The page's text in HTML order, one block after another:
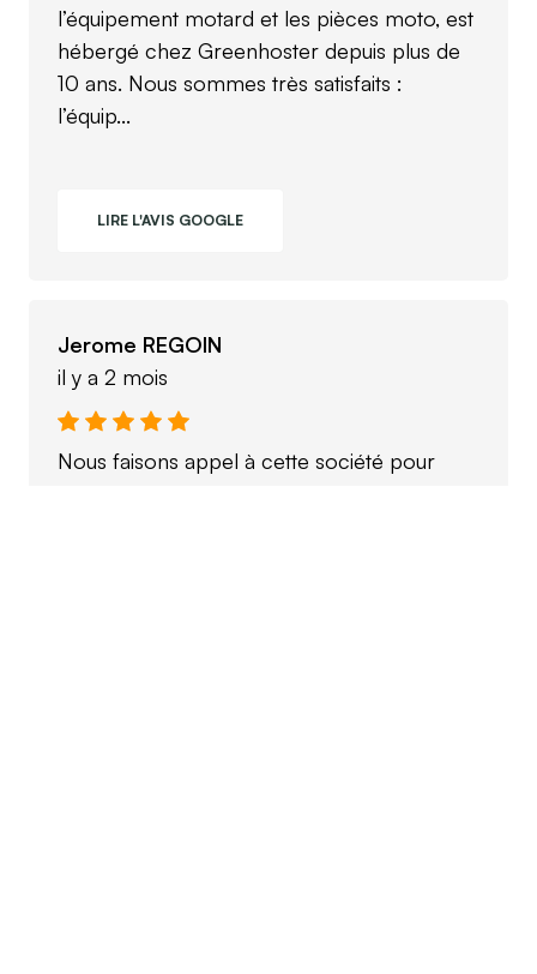
l’équipement motard et les pièces moto, est
hébergé chez Greenhoster depuis plus de
10 ans. Nous sommes très satisfaits :
l’équip...
LIRE L'AVIS GOOGLE
Jerome REGOIN
il y a 2 mois
Nous faisons appel à cette société pour